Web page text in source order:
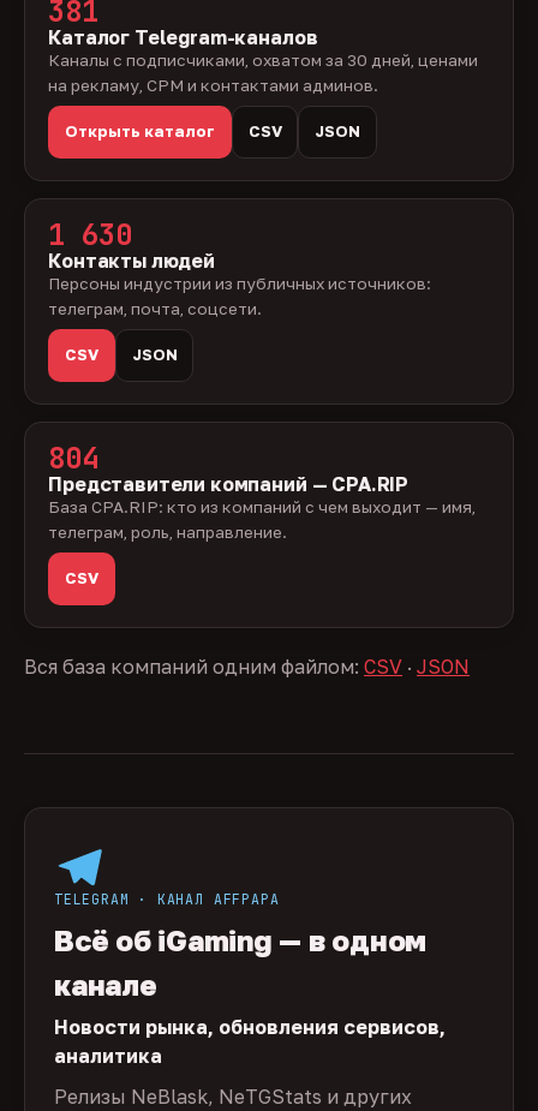
381
Каталог Telegram-каналов
Каналы с подписчиками, охватом за 30 дней, ценами
на рекламу, CPM и контактами админов.
Открыть каталог CSV JSON
1 630
Контакты людей
Персоны индустрии из публичных источников:
телеграм, почта, соцсети.
CSV JSON
804
Представители компаний — CPA.RIP
База CPA.RIP: кто из компаний с чем выходит — имя,
телеграм, роль, направление.
CSV
Вся база компаний одним файлом: CSV · JSON
TELEGRAM · КАНАЛ AFFPAPA
Всё об iGaming — в одном
канале
Новости рынка, обновления сервисов,
аналитика
Релизы NeBlask, NeTGStats и других